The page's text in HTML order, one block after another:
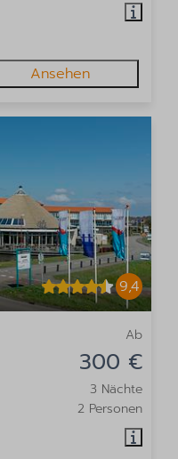
Ansehen
9,4
Ab
300 €
3 Nächte
2 Personen